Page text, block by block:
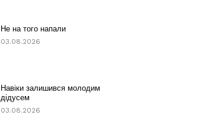
Не на того напали
03.08.2026
Навіки залишився молодим
дідусем
03.08.2026